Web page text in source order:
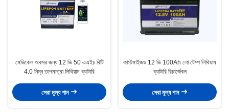
মেডিকেল অবসর জন্য 12 ভি 50 এএইচ বিটি
4.0 নিম্ন তাপমাত্রা লিথিয়াম ব্যাটারি
সেরা মূল্য পান
কাস্টমাইজড 12 ভি 100Ah লো টেম্প লিথিয়াম
ব্যাটারি রিচার্জেবল
সেরা মূল্য পান